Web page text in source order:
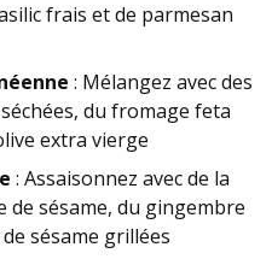
frais et de parmesan
: Mélangez avec des
du fromage feta
extra vierge
: Assaisonnez avec de la
de sésame, du gingembre
sésame grillées